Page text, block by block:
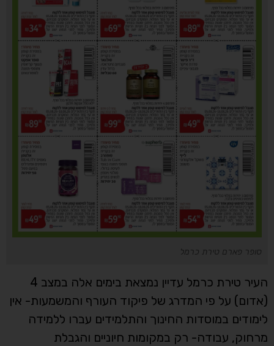
סופר פארם טירת כרמל
העיר טירת כרמל עדיין נמצאת בימים אלה במצב 4
(אדום) על פי המדרג של פיקוד העורף והמשמעות- אין
לימודים במוסדות החינוך והתלמידים עברו ללמידה
מרחוק, עבודה- רק במקומות חיוניים והגבלת